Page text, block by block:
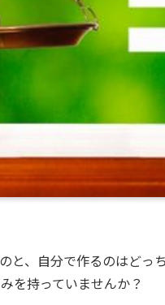
と、自分で作るのはど
を持っていませんか？